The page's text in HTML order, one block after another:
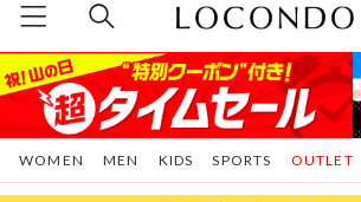
WOMEN MEN KIDS SPORTS OUTLET